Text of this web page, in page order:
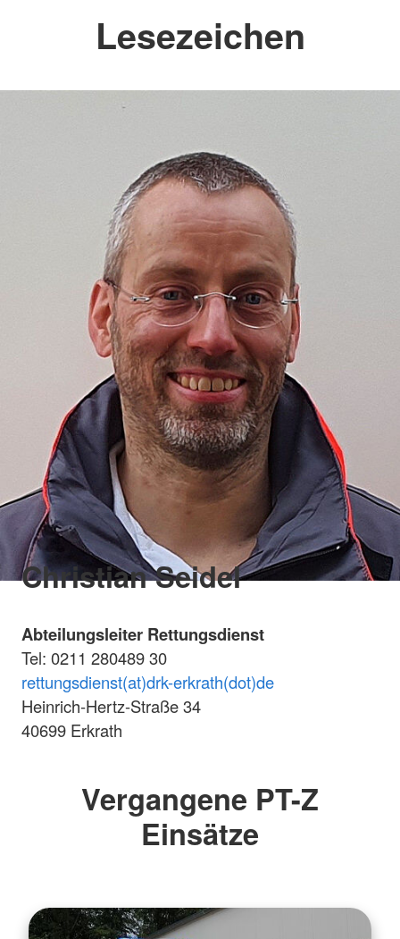
Lesezeichen
Christian Seidel
Abteilungsleiter Rettungsdienst
Tel: 0211 280489 30
rettungsdienst(at)drk-erkrath(dot)de
Heinrich-Hertz-Straße 34
40699 Erkrath
Vergangene PT-Z
Einsätze